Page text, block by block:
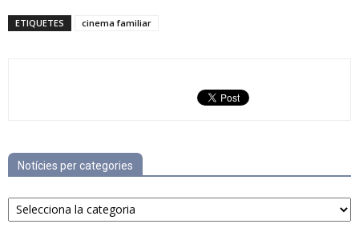
ETIQUETES cinema familiar
Notícies per categories
Notícies
per